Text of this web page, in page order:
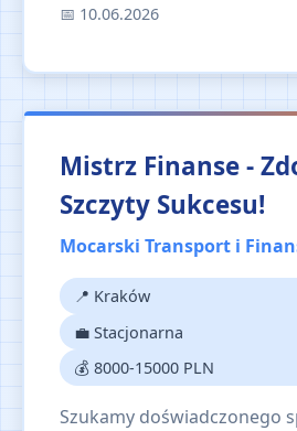
📅 10.06.2026
Mistrz Finanse -
Szczyty Sukcesu!
Mocarski Transport i
📍 Kraków
💼 Stacjonarna
💰 8000-15000 PLN
Szukamy doświadczonego